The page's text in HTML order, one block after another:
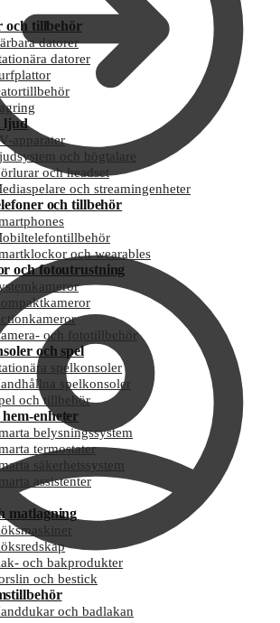
och tillbehör
datorer
datorer
ljud
apparater
och högtalare
och headset
och streamingenheter
och tillbehör
och wearables
och fotoutrustning
och fototillbehör
och spel
spelkonsoler
spelkonsoler
och tillbehör
enheter
belysningssystem
termostater
säkerhetssystem
assistenter
matlagning
och bakprodukter
och bestick
och badlakan